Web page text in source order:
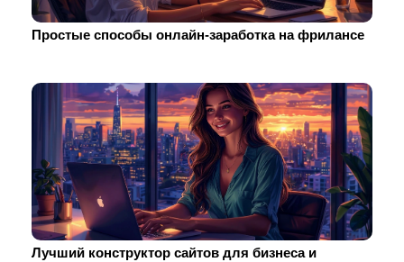
Простые способы онлайн-заработка на фрилансе
Лучший конструктор сайтов для бизнеса и